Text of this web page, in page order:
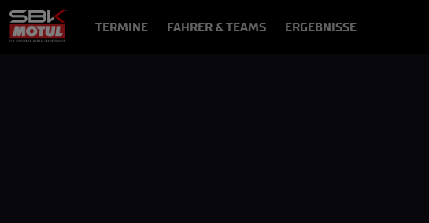
TERMINE FAHRER & TEAMS ERGEBNISSE